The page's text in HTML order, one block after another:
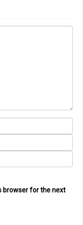
browser for the next